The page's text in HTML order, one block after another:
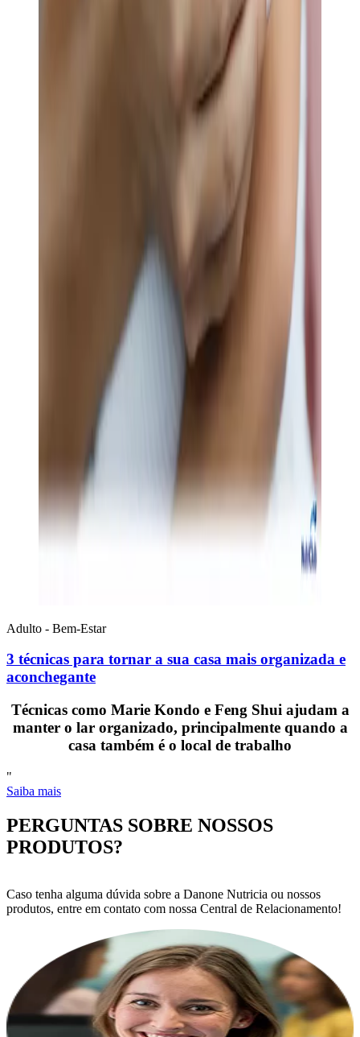
Adulto - Bem-Estar
3 técnicas para tornar a sua casa mais organizada e
aconchegante
Técnicas como Marie Kondo e Feng Shui ajudam a
manter o lar organizado, principalmente quando a
casa também é o local de trabalho
"
Saiba mais
PERGUNTAS SOBRE NOSSOS
PRODUTOS?
Caso tenha alguma dúvida sobre a Danone Nutricia ou nossos
produtos, entre em contato com nossa Central de Relacionamento!